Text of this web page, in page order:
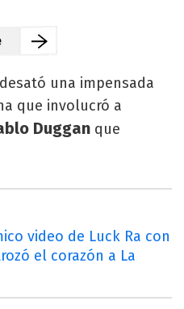
una impensada
que involucró a
Duggan que
video de Luck Ra con
el corazón a La